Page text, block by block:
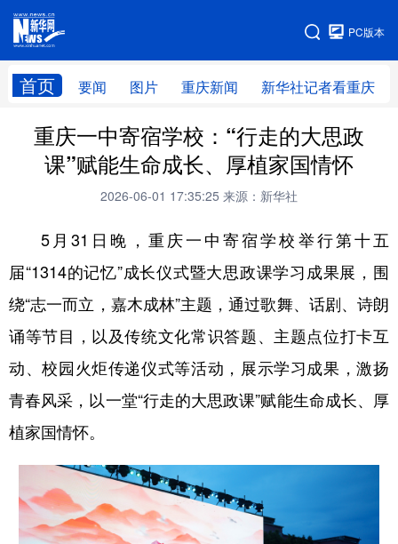
PC版本
首页 要闻 图片 重庆新闻 新华社记者看重庆
网站地图
重庆一中寄宿学校：“行走的大思政
课”赋能生命成长、厚植家国情怀
2026-06-01 17:35:25 来源：新华社
5月31日晚，重庆一中寄宿学校举行第十五
届“1314的记忆”成长仪式暨大思政课学习成果展，围
绕“志一而立，嘉木成林”主题，通过歌舞、话剧、诗朗
诵等节目，以及传统文化常识答题、主题点位打卡互
动、校园火炬传递仪式等活动，展示学习成果，激扬
青春风采，以一堂“行走的大思政课”赋能生命成长、厚
植家国情怀。